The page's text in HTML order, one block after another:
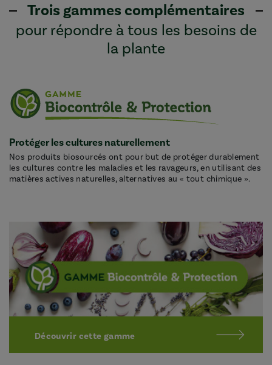
Trois gammes complémentaires
pour répondre à tous les besoins de
la plante
Protéger les cultures naturellement
Nos produits biosourcés ont pour but de protéger durablement
les cultures contre les maladies et les ravageurs, en utilisant des
matières actives naturelles, alternatives au « tout chimique ».
Découvrir cette gamme